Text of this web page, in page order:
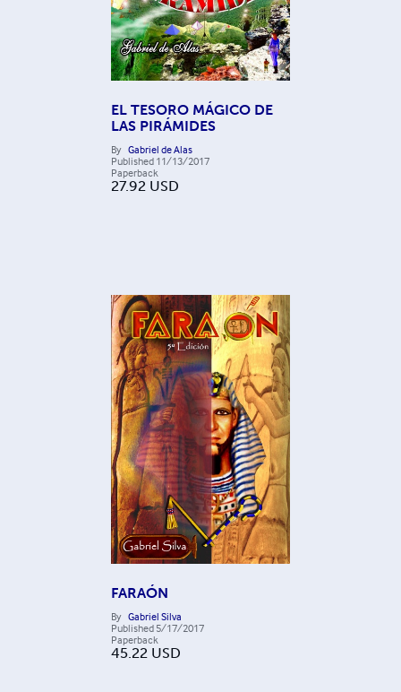
EL TESORO MÁGICO DE
LAS PIRÁMIDES
By Gabriel de Alas
Published 11/13/2017
Paperback
27.92 USD
FARAÓN
By Gabriel Silva
Published 5/17/2017
Paperback
45.22 USD